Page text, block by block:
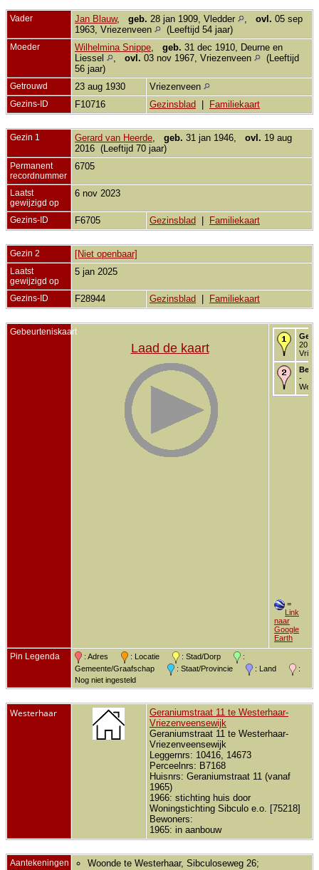
Vader Jan Blauw, geb. 28 jan 1909, Vledder ovl. 05 sep
1963, Vriezenveen
(Leeftijd 54 jaar)
Moeder Wilhelmina Snippe geb. 31 dec 1910, Deurne en
Liessel
ovl. 03 nov 1967, Vriezenveen
(Leeftijd
56 jaar)
Getrouwd 23 aug 1930 Vriezenveen
Gezins-ID F10716 Gezinsblad Familiekaart
Gezin 1 Gerard van Heerde geb. 31 jan 1946, ovl. 19 aug
2016 (Leeftijd 70 jaar)
Permanent
recordnummer
6705
Laatst
gewijzigd op
6 nov 2023
Gezins-ID F6705 Gezinsblad Familiekaart
Gezin 2 [Niet openbaar]
Laatst
gewijzigd op
5 jan 2025
Gezins-ID F28944 Gezinsblad Familiekaart
Gebeurteniskaart
Laad de kaart
20 jul
-
=
Link
naar
Google
Earth
Pin Legenda : Adres : Locatie : Stad/Dorp
:
Gemeente/Graafschap
: Staat/Provincie : Land
:
Nog niet ingesteld
Westerhaar
Geraniumstraat 11 te Westerhaar-
Vriezenveensewijk
Geraniumstraat 11 te Westerhaar-
Vriezenveensewijk
Leggernrs: 10416, 14673
Perceelnrs: B7168
Huisnrs: Geraniumstraat 11 (vanaf
1965)
1966: stichting huis door
Woningstichting Sibculo e.o. [75218]
Bewoners:
1965: in aanbouw
Aantekeningen
Woonde te Westerhaar, Sibculoseweg 26;